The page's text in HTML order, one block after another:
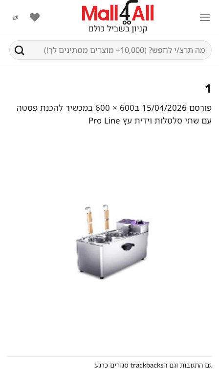
content
חיפוש
עבור:
1
פורסם 15/04/2026 ב600 × 600 במכשיר להכנת פסטה
עם שתי סלסלות וידית עץ Pro Line
גם התגובות וגם הtrackbacks סגורים כרגע.